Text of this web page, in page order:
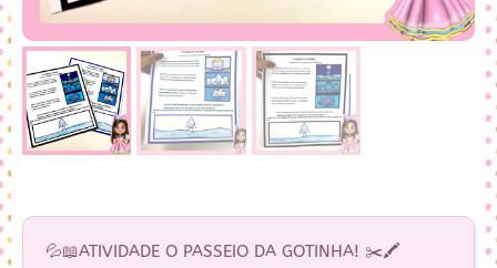
💦📖ATIVIDADE O PASSEIO DA GOTINHA! ✂️🖍️